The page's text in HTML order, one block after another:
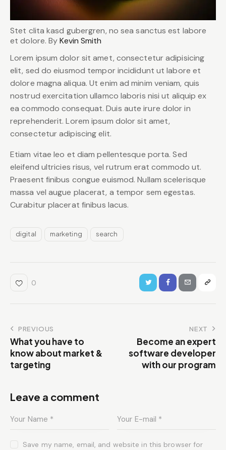
Stet clita kasd gubergren, no sea sanctus est labore
et dolore. ByKevin Smith
Lorem ipsum dolor sit amet, consectetur adipisicing
elit, sed do eiusmod tempor incididunt ut labore et
dolore magna aliqua. Ut enim ad minim veniam, quis
nostrud exercitation ullamco laboris nisi ut aliquip ex
ea commodo consequat. Duis aute irure dolor in
reprehenderit. Lorem ipsum dolor sit amet,
consectetur adipiscing elit.
Etiam vitae leo et diam pellentesque porta. Sed
eleifend ultricies risus, vel rutrum erat commodo ut.
Praesent finibus congue euismod. Nullam scelerisque
massa vel augue placerat, a tempor sem egestas.
Curabitur placerat finibus lacus.
digital marketing search
0
PREVIOUS
What you have to
know about market &
targeting
NEXT
Become an expert
software developer
with our program
Leave a comment
Save my name, email, and website in this browser for